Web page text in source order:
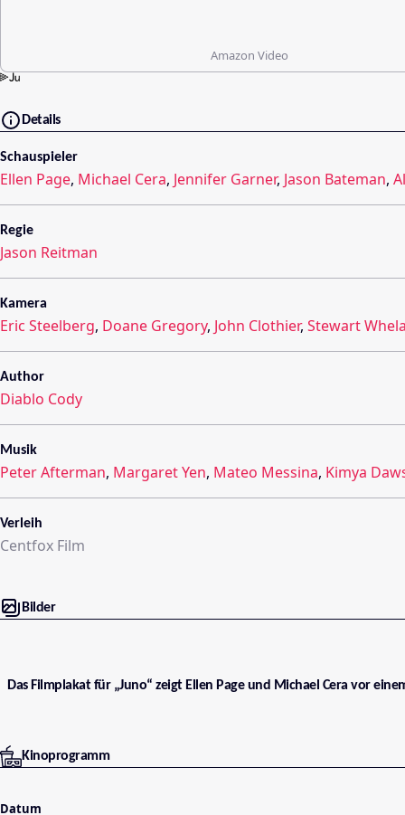
Amazon Video
Details
Schauspieler
Ellen Page, Michael Cera, Jennifer Garner, Jason Bateman,
Regie
Jason Reitman
Kamera
Eric Steelberg, Doane Gregory, John Clothier, Stewart
Author
Diablo Cody
Musik
Peter Afterman, Margaret Yen, Mateo Messina, Kimya
Verleih
Centfox Film
Bilder
Das Filmplakat für „Juno“ zeigt Ellen Page und Michael Cera vor
Kinoprogramm
Datum